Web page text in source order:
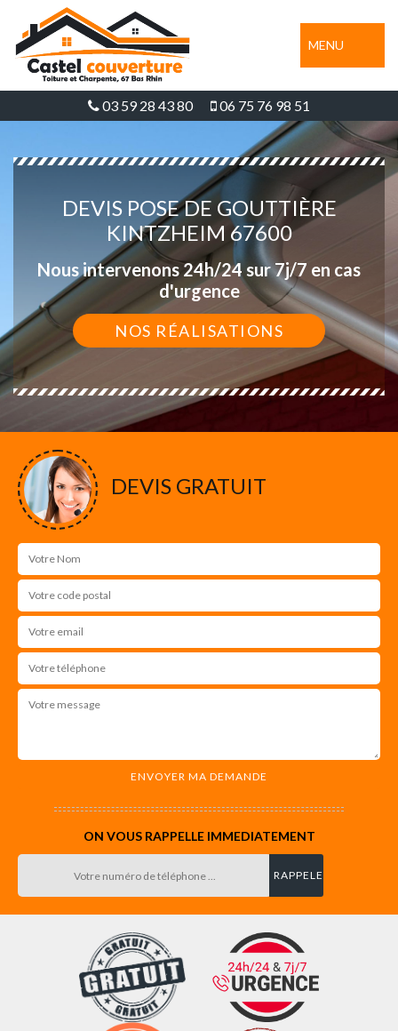
MENU
03 59 28 43 80 06 75 76 98 51
DEVIS POSE DE GOUTTIÈRE
KINTZHEIM 67600
Nous intervenons 24h/24 sur 7j/7 en cas
d'urgence
NOS RÉALISATIONS
DEVIS GRATUIT
ON VOUS RAPPELLE IMMEDIATEMENT